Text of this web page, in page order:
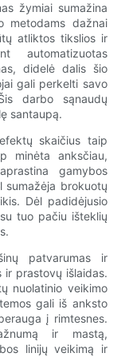
žymiai sumažina
metodams dažnai
atliktos tikslios ir
automatizuotas
didelė dalis šio
gali perkelti savo
darbo sąnaudų
santaupą.
skaičius taip
minėta anksčiau,
gamybos
sumažėja brokuotų
Dėl padidėjusio
tuo pačiu išteklių
patvarumas ir
ir prastovų išlaidas.
nuolatinio veikimo
gali iš anksto
į rimtesnes.
ir mastą,
linijų veikimą ir